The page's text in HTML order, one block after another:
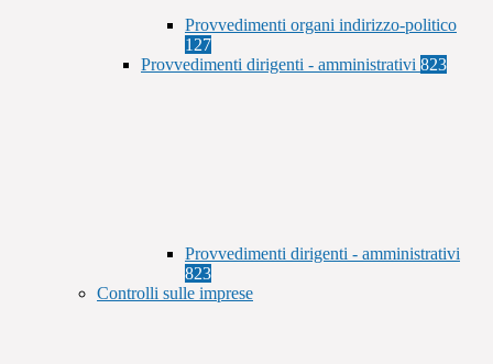
Provvedimenti organi indirizzo-politico
127
Provvedimenti dirigenti - amministrativi 823
Provvedimenti dirigenti - amministrativi
823
Controlli sulle imprese